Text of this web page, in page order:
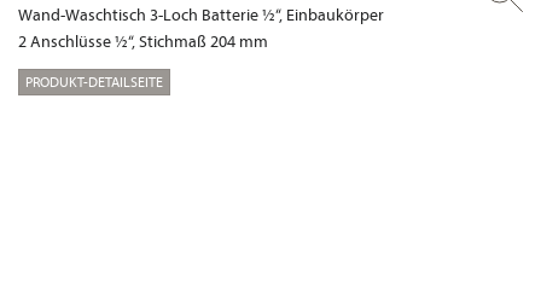
Wand-Waschtisch 3-Loch Batterie ½“, Einbaukörper
2 Anschlüsse ½“, Stichmaß 204 mm
PRODUKT-DETAILSEITE